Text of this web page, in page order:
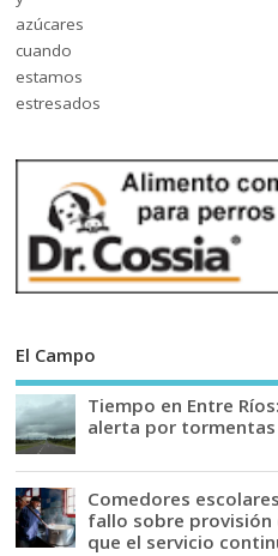
El Campo
Tiempo en Entre
alerta por tormentas
Comedores
fallo sobre provisión
que el servicio